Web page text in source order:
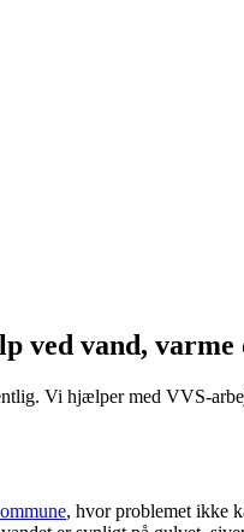
ved vand, varme
Vi hjælper med VVS-
, hvor problemet ikke